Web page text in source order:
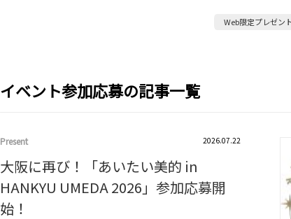
Web限定プレゼン
イベント参加応募の記事一覧
Present 2026.07.22
大阪に再び！「あいたい美的 in
HANKYU UMEDA 2026」参加応募開
始！